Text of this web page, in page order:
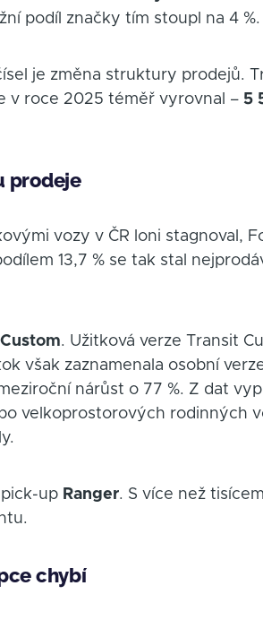
podíl značky tím stoupl na 4 %.
je změna struktury prodejů.
v roce 2025 téměř vyrovnal –5
prodeje
vozy v ČR loni stagnoval,
13,7 % se tak stal
Custom. Užitková verze Transit
však zaznamenala osobní
nárůst o 77 %. Z dat
velkoprostorových rodinných
up Ranger. S více než
chybí